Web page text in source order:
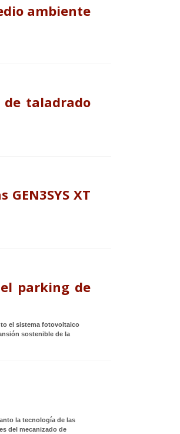
ambiente
de taladrado
XT
parking de
el sistema fotovoltaico
sostenible de la
la tecnología de las
del mecanizado de